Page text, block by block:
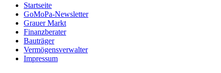
Startseite
GoMoPa-Newsletter
Grauer Markt
Finanzberater
Bauträger
Vermögensverwalter
Impressum